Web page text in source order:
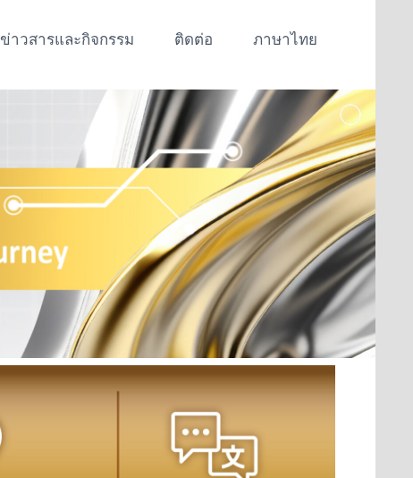
ข่าวสารและกิจกรรม ติดต่อ ภาษาไทย